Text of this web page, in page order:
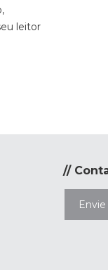
leitor
//